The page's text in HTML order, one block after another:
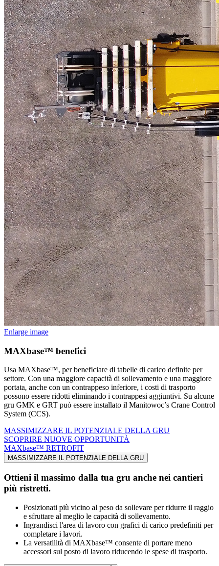
Enlarge image
MAXbase™ benefici
Usa MAXbase™, per beneficiare di tabelle di carico definite per
settore. Con una maggiore capacità di sollevamento e una maggiore
portata, anche con un contrappeso inferiore, i costi di trasporto
possono essere ridotti eliminando i contrappesi aggiuntivi. Su alcune
gru GMK e GRT può essere installato il Manitowoc’s Crane Control
System (CCS).
MASSIMIZZARE IL POTENZIALE DELLA GRU
SCOPRIRE NUOVE OPPORTUNITÀ
MAXbase™ RETROFIT
MASSIMIZZARE IL POTENZIALE DELLA GRU
Ottieni il massimo dalla tua gru anche nei cantieri
più ristretti.
Posizionati più vicino al peso da sollevare per ridurre il raggio
e sfruttare al meglio le capacità di sollevamento.
Ingrandisci l'area di lavoro con grafici di carico predefiniti per
completare i lavori.
La versatilità di MAXbase™ consente di portare meno
accessori sul posto di lavoro riducendo le spese di trasporto.